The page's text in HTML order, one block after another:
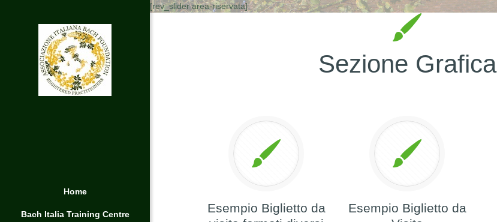
Home
Bach Italia Training Centre
[rev_slider area-riservata]
Sezione Grafica
Esempio Biglietto da
Esempio Biglietto da